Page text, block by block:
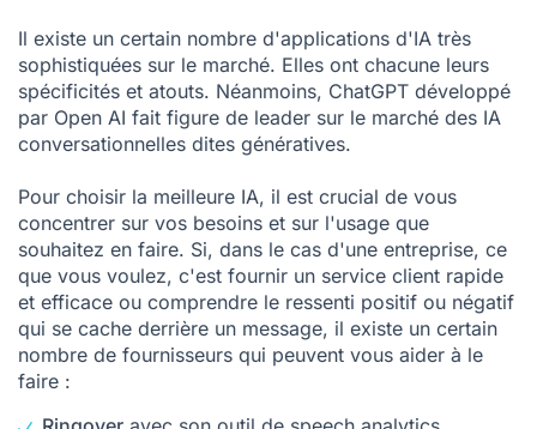
Il existe un certain nombre d'applications d'IA très
sophistiquées sur le marché. Elles ont chacune leurs
spécificités et atouts. Néanmoins, ChatGPT développé
par Open AI fait figure de leader sur le marché des IA
conversationnelles dites génératives.
Pour choisir la meilleure IA, il est crucial de vous
concentrer sur vos besoins et sur l'usage que
souhaitez en faire. Si, dans le cas d'une entreprise, ce
que vous voulez, c'est fournir un service client rapide
et efficace ou comprendre le ressenti positif ou négatif
qui se cache derrière un message, il existe un certain
nombre de fournisseurs qui peuvent vous aider à le
faire :